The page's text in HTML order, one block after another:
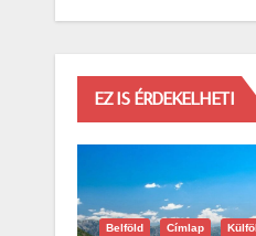
EZ IS ÉRDEKELHETI
Belföld Címlap